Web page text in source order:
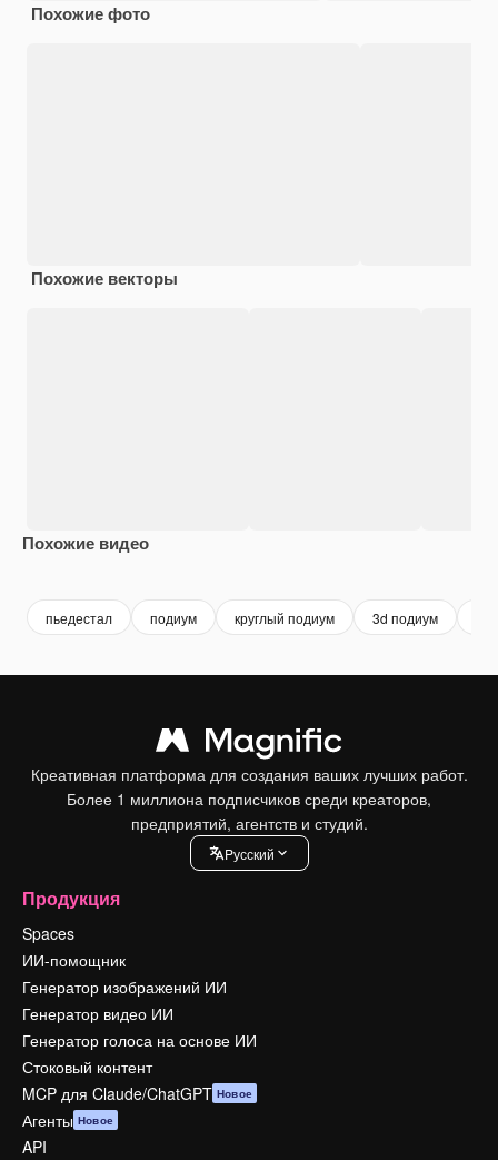
Похожие фото
Похожие векторы
Похожие видео
пьедестал подиум круглый подиум 3d подиум
Креативная платформа для создания ваших лучших работ.
Более 1 миллиона подписчиков среди креаторов,
предприятий, агентств и студий.
Pусский
Продукция
Spaces
ИИ-помощник
Генератор изображений ИИ
Генератор видео ИИ
Генератор голоса на основе ИИ
Стоковый контент
MCP для Claude/ChatGPT Новое
Агенты Новое
API